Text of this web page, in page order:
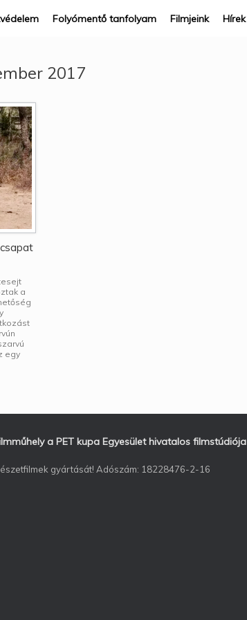
Folyómentő tanfolyam Filmjeink Hírek
2017
a
egy
a PET kupa Egyesület hivatalos filmstúdiója
gyártását! Adószám: 18228476-2-16